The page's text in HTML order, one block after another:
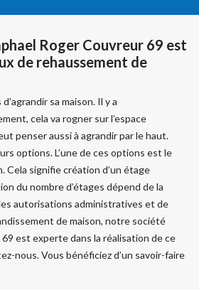
Roger Couvreur 69 est
de rehaussement de
sa maison. Il y a
cela va rogner sur l’espace
penser aussi à agrandir par le haut.
options. L’une de ces options est le
Cela signifie création d’un étage
du nombre d’étages dépend de la
autorisations administratives et de
de maison, notre société
est experte dans la réalisation de ce
nous. Vous bénéficiez d’un savoir-faire